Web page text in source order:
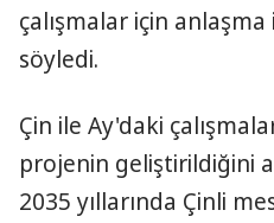
çalışmalar için anlaşma
söyledi.
Çin ile Ay'daki
projenin geliştirildiğini
2035 yıllarında Çinli